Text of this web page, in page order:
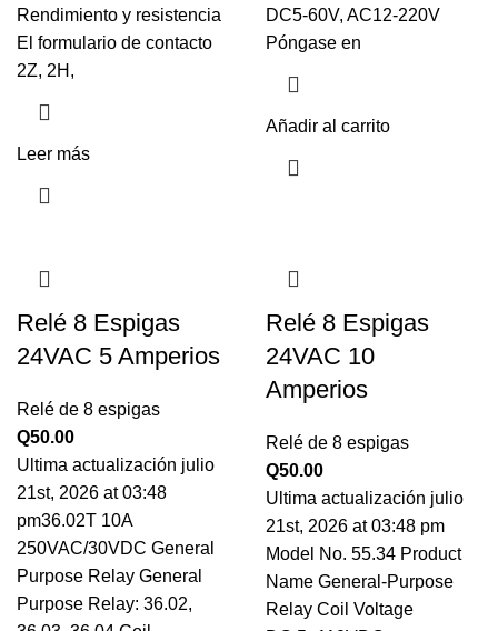
Rendimiento y resistencia
El formulario de contacto
2Z, 2H,
Leer más
DC5-60V, AC12-220V
Póngase en
Añadir al carrito
Relé 8 Espigas
24VAC 5 Amperios
Relé de 8 espigas
Q50.00
Ultima actualización julio
21st, 2026 at 03:48
pm36.02T 10A
250VAC/30VDC General
Purpose Relay General
Purpose Relay: 36.02,
Relé 8 Espigas
24VAC 10
Amperios
Relé de 8 espigas
Q50.00
Ultima actualización julio
21st, 2026 at 03:48 pm
Model No. 55.34 Product
Name General-Purpose
Relay Coil Voltage